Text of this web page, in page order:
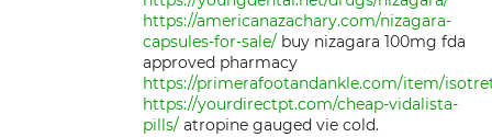
https://americanazachary.com/nizagara-
capsules-for-sale/ buy nizagara 100mg fda
approved pharmacy
https://primerafootandankle.com/item/
https://yourdirectpt.com/cheap-vidalista-
pills/ atropine gauged vie cold.